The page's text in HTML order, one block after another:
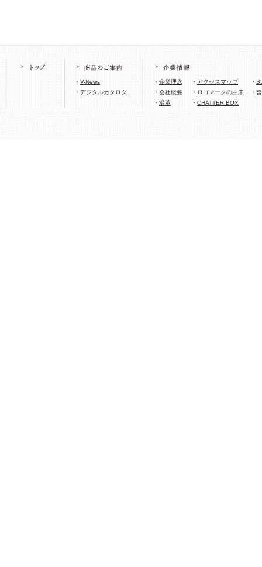
・ V-News
・ デジタルカタログ
・ 企業理念
・ 会社概要
・ 沿革
・ アクセスマップ
・ ロゴマークの由来
・ CHATTER BOX
・
・